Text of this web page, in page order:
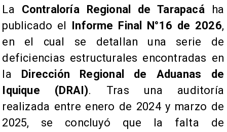
La Contraloría Regional de Tarapacáha
publicado el Informe Final N°16 de 2026,
en el cual se detallan una serie de
deficiencias estructurales encontradas en
la Dirección Regional de Aduanas de
Iquique (DRAI). Tras una auditoría
realizada entre enero de 2024 y marzo de
2025, se concluyó que la falta de